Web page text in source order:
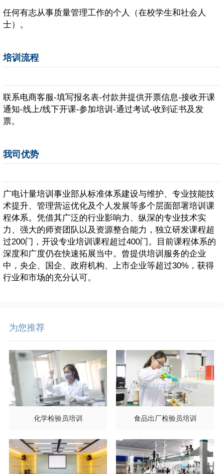
任何有志从事质量管理工作的个人（在校学生和社会人
士）。
培训流程
联系电商客服-填写报名表-付款并提供开票信息-接收开课
通知-线上/线下开课-参加培训-通过考试-收到证书及发
票。
我司优势
广电计量培训事业部从标准体系建设与维护、专业技能技
术提升、管理营运优化及个人发展等多个层面部署培训课
程体系。凭借其广泛的行业影响力、纵深的专业技术实
力、强大的师资团队以及资源整合能力，独立研发课程超
过200门，开设专业培训课程超过400门。目前课程体系的
深度和广度仍在快速拓展当中。曾提供培训服务的企业
中，央企、国企、政府机构、上市企业等超过30%，获得
行业和市场的充分认可。
为您推荐
化学检验员培训 食品出厂检验员培训